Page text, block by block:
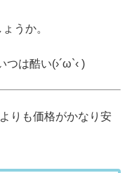
うか。
は酷い(›´ω`‹ )
りも価格がかなり安